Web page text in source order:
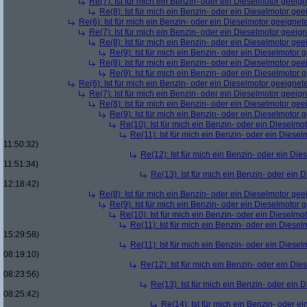
Re(8): Ist für mich ein Benzin- oder ein Dieselmotor
Re(6): Ist für mich ein Benzin- oder ein Dieselmotor
Re(7): Ist für mich ein Benzin- oder ein Dieselmotor
Re(8): Ist für mich ein Benzin- oder ein Dieselmotor
Re(9): Ist für mich ein Benzin- oder ein Dieselmotor
Re(8): Ist für mich ein Benzin- oder ein Dieselmotor
Re(9): Ist für mich ein Benzin- oder ein Dieselmotor
Re(6): Ist für mich ein Benzin- oder ein Dieselmotor
Re(7): Ist für mich ein Benzin- oder ein Dieselmotor
Re(8): Ist für mich ein Benzin- oder ein Dieselmotor
Re(9): Ist für mich ein Benzin- oder ein Dieselmotor
Re(10): Ist für mich ein Benzin- oder ein
Re(11): Ist für mich ein Benzin- oder ein
11:50:32)
Re(12): Ist für mich ein Benzin- oder ein
11:51:34)
Re(13): Ist für mich ein Benzin- oder ein
12:18:42)
Re(8): Ist für mich ein Benzin- oder ein Dieselmotor
Re(9): Ist für mich ein Benzin- oder ein Dieselmotor
Re(10): Ist für mich ein Benzin- oder ein
Re(11): Ist für mich ein Benzin- oder ein
15:29:58)
Re(11): Ist für mich ein Benzin- oder ein
08:19:10)
Re(12): Ist für mich ein Benzin- oder ein
08:23:56)
Re(13): Ist für mich ein Benzin- oder ein
08:25:42)
Re(14): Ist für mich ein Benzin- oder